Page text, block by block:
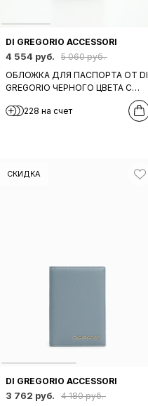
DI GREGORIO ACCESSORI
4 554 руб.
5 060 руб.
ОБЛОЖКА ДЛЯ ПАСПОРТА ОТ DI
GREGORIO ЧЕРНОГО ЦВЕТА С
ВНУТРЕННЕЙ ОТДЕЛКОЙ
228 на счет
СКИДКА
DI GREGORIO ACCESSORI
3 762 руб.
4 180 руб.